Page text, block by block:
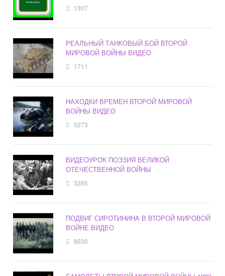
1307
РЕАЛЬНЫЙ ТАНКОВЫЙ БОЙ ВТОРОЙ
МИРОВОЙ ВОЙНЫ ВИДЕО
1711
НАХОДКИ ВРЕМЕН ВТОРОЙ МИРОВОЙ
ВОЙНЫ ВИДЕО
5273
ВИДЕОУРОК ПОЭЗИЯ ВЕЛИКОЙ
ОТЕЧЕСТВЕННОЙ ВОЙНЫ
3285
ПОДВИГ СИРОТИНИНА В ВТОРОЙ МИРОВОЙ
ВОЙНЕ ВИДЕО
8630